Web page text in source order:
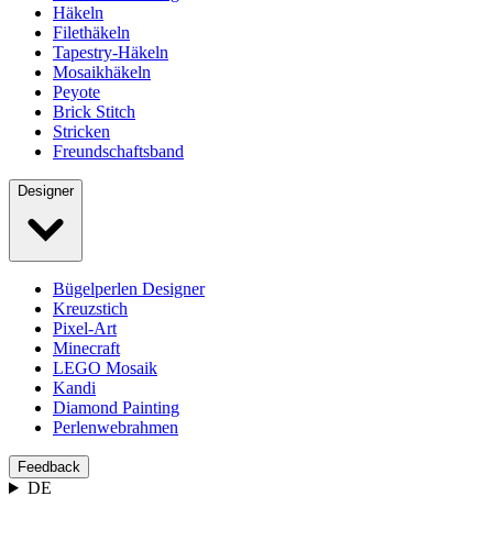
Häkeln
Filethäkeln
Tapestry-Häkeln
Mosaikhäkeln
Peyote
Brick Stitch
Stricken
Freundschaftsband
Designer
Bügelperlen Designer
Kreuzstich
Pixel-Art
Minecraft
LEGO Mosaik
Kandi
Diamond Painting
Perlenwebrahmen
Feedback
DE